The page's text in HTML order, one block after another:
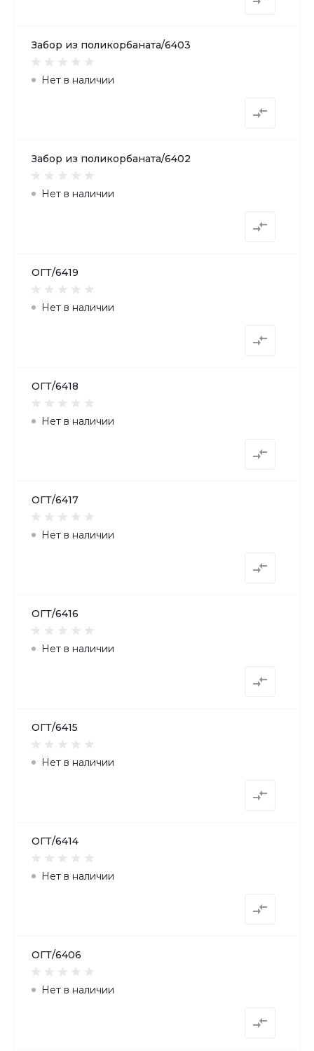
Забор из поликорбаната/6403
Нет в наличии
Забор из поликорбаната/6402
Нет в наличии
ОГТ/6419
Нет в наличии
ОГТ/6418
Нет в наличии
ОГТ/6417
Нет в наличии
ОГТ/6416
Нет в наличии
ОГТ/6415
Нет в наличии
ОГТ/6414
Нет в наличии
ОГТ/6406
Нет в наличии